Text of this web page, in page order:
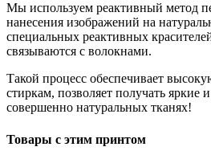
Мы используем реактивный метод
нанесения изображений на
специальных реактивных
связываются с волокнами.
Такой процесс обеспечивает
стиркам, позволяет получать
совершенно натуральных тканях!
Товары с этим принтом